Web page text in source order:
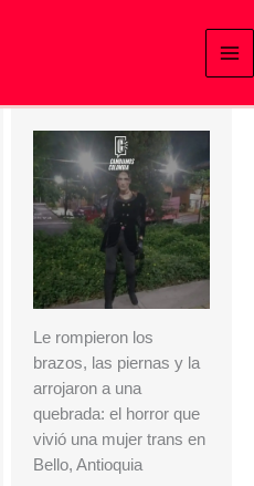
Le rompieron los
brazos, las piernas y la
arrojaron a una
quebrada: el horror que
vivió una mujer trans en
Bello, Antioquia